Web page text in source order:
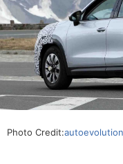
Photo Credit:autoevolution